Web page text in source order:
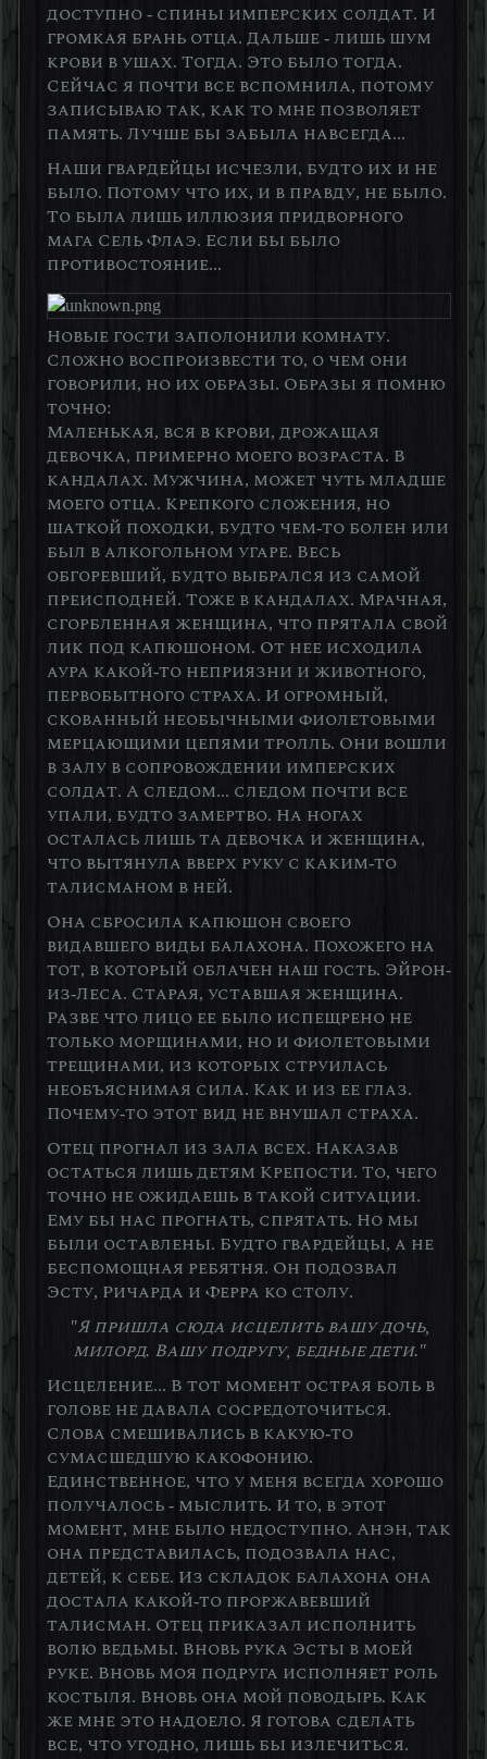
доступно - спины имперских солдат. И
громкая брань отца. Дальше - лишь шум
крови в ушах. Тогда. Это было тогда.
Сейчас я почти все вспомнила, потому
записываю так, как то мне позволяет
память. Лучше бы забыла навсегда...
Наши гвардейцы исчезли, будто их и не
было. Потому что их, и в правду, не было.
То была лишь иллюзия придворного
мага Сель Флаэ. Если бы было
противостояние...
Новые гости заполонили комнату.
Сложно воспроизвести то, о чем они
говорили, но их образы. Образы я помню
точно:
Маленькая, вся в крови, дрожащая
девочка, примерно моего возраста. В
кандалах. Мужчина, может чуть младше
моего отца. Крепкого сложения, но
шаткой походки, будто чем-то болен или
был в алкогольном угаре. Весь
обгоревший, будто выбрался из самой
преисподней. Тоже в кандалах. Мрачная,
сгорбленная женщина, что прятала свой
лик под капюшоном. От нее исходила
аура какой-то неприязни и животного,
первобытного страха. И огромный,
скованный необычными фиолетовыми
мерцающими цепями тролль. Они вошли
в залу в сопровождении имперских
солдат. А следом... следом почти все
упали, будто замертво. На ногах
осталась лишь та девочка и женщина,
что вытянула вверх руку с каким-то
талисманом в ней.
Она сбросила капюшон своего
видавшего виды балахона. Похожего на
тот, в который облачен наш гость. Эйрон-
из-Леса. Старая, уставшая женщина.
Разве что лицо ее было испещрено не
только морщинами, но и фиолетовыми
трещинами, из которых струилась
необъяснимая сила. Как и из ее глаз.
Почему-то этот вид не внушал страха.
Отец прогнал из зала всех. Наказав
остаться лишь детям Крепости. То, чего
точно не ожидаешь в такой ситуации.
Ему бы нас прогнать, спрятать. Но мы
были оставлены. Будто гвардейцы, а не
беспомощная ребятня. Он подозвал
Эсту, Ричарда и Ферра ко столу.
"Я пришла сюда исцелить вашу дочь,
милорд. Вашу подругу, бедные дети."
Исцеление... В тот момент острая боль в
голове не давала сосредоточиться.
Слова смешивались в какую-то
сумасшедшую какофонию.
Единственное, что у меня всегда хорошо
получалось - мыслить. И то, в этот
момент, мне было недоступно. Анэн, так
она представилась, подозвала нас,
детей, к себе. Из складок балахона она
достала какой-то проржавевший
талисман. Отец приказал исполнить
волю ведьмы. Вновь рука Эсты в моей
руке. Вновь моя подруга исполняет роль
костыля. Вновь она мой поводырь. Как
же мне это надоело. Я готова сделать
все, что угодно, лишь бы излечиться.